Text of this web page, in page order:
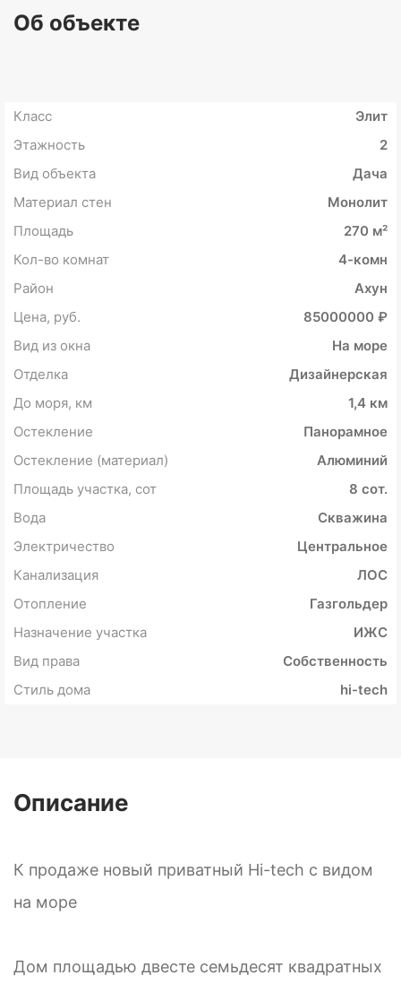
Об объекте
Класс
Элит
Этажность
2
Вид объекта
Дача
Материал стен
Монолит
Площадь
270 м²
Кол-во комнат
4-комн
Район
Ахун
Цена, руб.
85000000 ₽
Вид из окна
На море
Отделка
Дизайнерская
До моря, км
1,4 км
Остекление
Панорамное
Остекление (материал)
Алюминий
Площадь участка, сот
8 сот.
Вода
Скважина
Электричество
Центральное
Канализация
ЛОС
Отопление
Газгольдер
Назначение участка
ИЖС
Вид права
Собственность
Стиль дома
hi-tech
Описание
К продаже новый приватный Hi-tech с видом
на море
Дом площадью двесте семьдесят квадратных